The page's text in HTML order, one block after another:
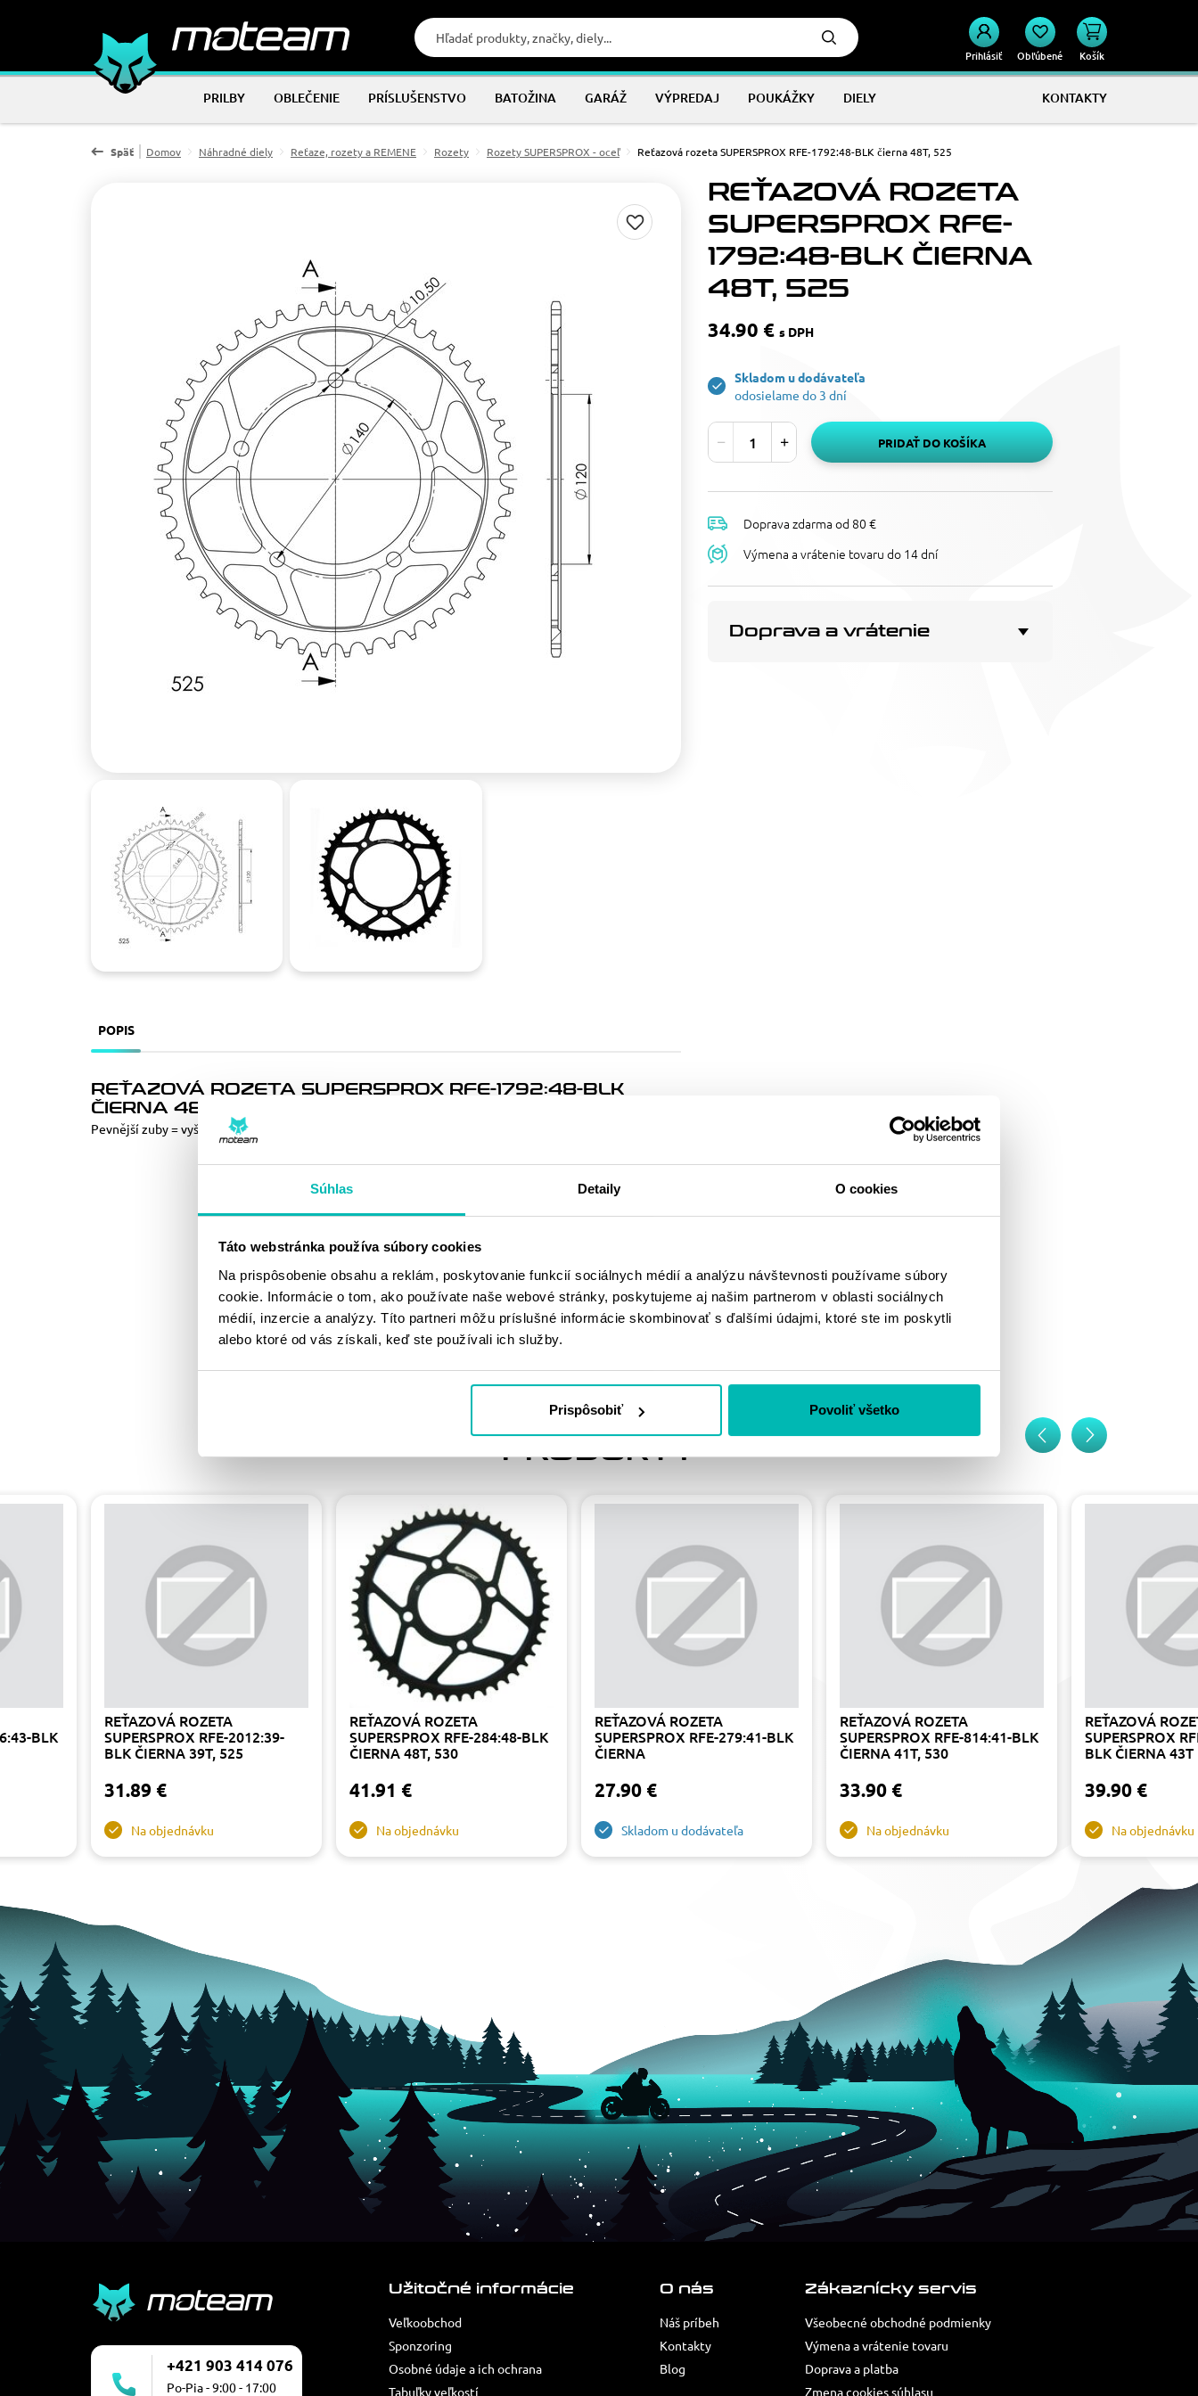
Súhlas Detaily O cookies
Táto webstránka používa súbory cookies
Na prispôsobenie obsahu a reklám, poskytovanie funkcií sociálnych médií a analýzu návštevnosti používame súbory
cookie. Informácie o tom, ako používate naše webové stránky, poskytujeme aj našim partnerom v oblasti sociálnych
médií, inzercie a analýzy. Títo partneri môžu príslušné informácie skombinovať s ďalšími údajmi, ktoré ste im poskytli
alebo ktoré od vás získali, keď ste používali ich služby.
Prispôsobiť Povoliť všetko
Prihlásiť Obľúbené Košík
PRILBY OBLEČENIE PRÍSLUŠENSTVO BATOŽINA GARÁŽ VÝPREDAJ POUKÁŽKY DIELY KONTAKTY
Späť Domov Náhradné diely Reťaze, rozety a REMENE Rozety Rozety SUPERSPROX - oceľ Reťazová rozeta SUPERSPROX RFE-1792:48-BLK čierna 48T, 525
REŤAZOVÁ ROZETA
SUPERSPROX RFE-
1792:48-BLK ČIERNA
48T, 525
34.90 € s DPH
Skladom u dodávateľa
odosielame do 3 dní
PRIDAŤ DO KOŠÍKA
Doprava zdarma od 80 €
Výmena a vrátenie tovaru do 14 dní
Doprava a vrátenie
POPIS
REŤAZOVÁ ROZETA SUPERSPROX RFE-1792:48-BLK
ČIERNA 48T, 525
Pevnější zuby = vyšší životnost řetězové sady až o 10%. Rozeta 48z, řetěz 525.
MOHLO BY SA
PODOBNÉ
PRODUKTY
BLK
REŤAZOVÁ ROZETA
SUPERSPROX RFE-2012:39-
BLK ČIERNA 39T, 525
31.89 €
Na objednávku
REŤAZOVÁ ROZETA
SUPERSPROX RFE-284:48-BLK
ČIERNA 48T, 530
41.91 €
Na objednávku
REŤAZOVÁ ROZETA
SUPERSPROX RFE-279:41-BLK
ČIERNA
27.90 €
Skladom u dodávateľa
REŤAZOVÁ ROZETA
SUPERSPROX RFE-814:41-BLK
ČIERNA 41T, 530
33.90 €
Na objednávku
REŤAZOVÁ
SUPERSPROX
BLK ČIERNA 43T
39.90 €
Na objednávku
+421 903 414 076
Po-Pia - 9:00 - 17:00
Užitočné informácie
Veľkoobchod
Sponzoring
Osobné údaje a ich ochrana
Tabuľky veľkostí
O nás
Náš príbeh
Kontakty
Blog
Zákaznícky servis
Všeobecné obchodné podmienky
Výmena a vrátenie tovaru
Doprava a platba
Zmena cookies súhlasu